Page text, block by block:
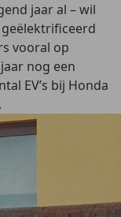
jaar al – wil
vooral op
nog een
EV’s bij Honda